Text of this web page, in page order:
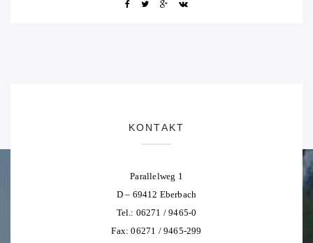
KONTAKT
Parallelweg 1
D – 69412 Eberbach
Tel.: 06271 / 9465-0
Fax: 06271 / 9465-299